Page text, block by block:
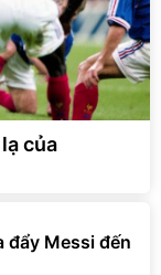
của
đẩy Messi đến